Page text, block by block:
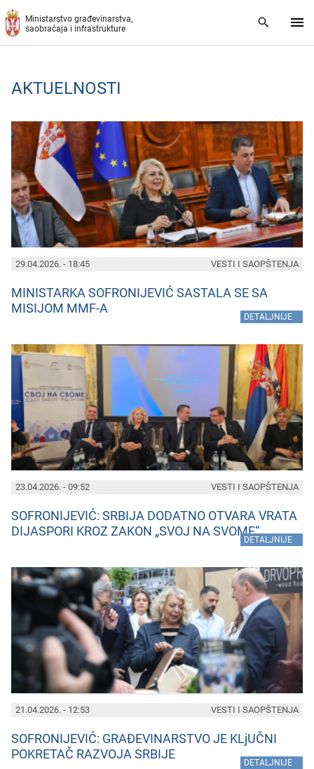
Preskoči na glavni deo sadržaja
Ministarstvo građevinarstva,
saobraćaja i infrastrukture
AKTUELNOSTI
29.04.2026. - 18:45
MINISTARKA SOFRONIJEVIĆ SASTALA SE SA
MISIJOM MMF-A
DETALJNIJE
VESTI I SAOPŠTENJA
23.04.2026. - 09:52
SOFRONIJEVIĆ: SRBIJA DODATNO OTVARA VRATA
DIJASPORI KROZ ZAKON „SVOJ NA SVOME“
DETALJNIJE
VESTI I SAOPŠTENJA
21.04.2026. - 12:53
SOFRONIJEVIĆ: GRAĐEVINARSTVO JE KLjUČNI
POKRETAČ RAZVOJA SRBIJE
DETALJNIJE
VESTI I SAOPŠTENJA
PAGES